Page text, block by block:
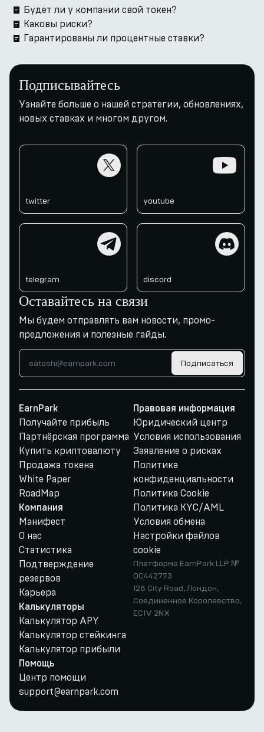
Будет ли у компании свой токен?
Каковы риски?
Гарантированы ли процентные ставки?
Подписывайтесь
Узнайте больше о нашей стратегии, обновлениях,
новых ставках и многом другом.
twitter youtube
telegram discord
Оставайтесь на связи
Мы будем отправлять вам новости, промо-
предложения и полезные гайды.
Подписаться
EarnPark
Получайте прибыль
Партнёрская программа
Купить криптовалюту
Продажа токена
White Paper
RoadMap
Компания
Манифест
О нас
Статистика
Подтверждение
резервов
Карьера
Калькуляторы
Калькулятор APY
Калькулятор стейкинга
Калькулятор прибыли
Помощь
Центр помощи
support@earnpark.com
Правовая информация
Юридический центр
Условия использования
Заявление о рисках
Политика
конфиденциальности
Политика Cookie
Политика KYC/AML
Условия обмена
Настройки файлов
cookie
Платформа EarnPark LLP №
OC442773
128 City Road, Лондон,
Соединенное Королевство,
EC1V 2NX